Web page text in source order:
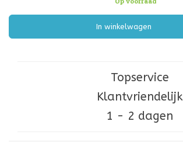
In winkelwagen
Topservice
Klantvriendelijk
1 - 2 dagen